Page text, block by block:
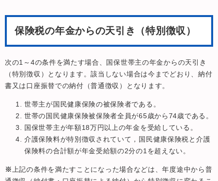
保険税の年金からの天引き（特別徴収）
次の1～4の条件を満たす場合、国保世帯主の年金からの天引き
（特別徴収）となります。該当しない場合は今までどおり、納付
書又は口座振替での納付（普通徴収）となります。
世帯主が国民健康保険の被保険者である。
世帯の国民健康保険被保険者全員が65歳から74歳である。
国保世帯主が年額18万円以上の年金を受給している。
介護保険料が特別徴収されていて，国民健康保険税と介護
保険料の合計額が年金受給額の2分の1を超えない。
※上記の条件を満たすことになった場合などは、年度途中から普